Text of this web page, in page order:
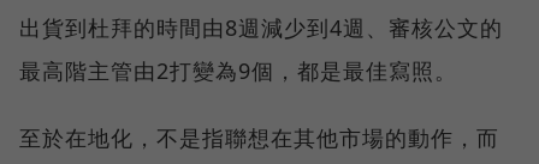
出貨到杜拜的時間由8週減少到4週、審核公文的
最高階主管由2打變為9個，都是最佳寫照。
至於在地化，不是指聯想在其他市場的動作，而